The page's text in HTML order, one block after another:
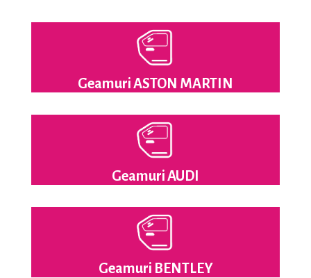
Geamuri ASTON MARTIN
Geamuri AUDI
Geamuri BENTLEY